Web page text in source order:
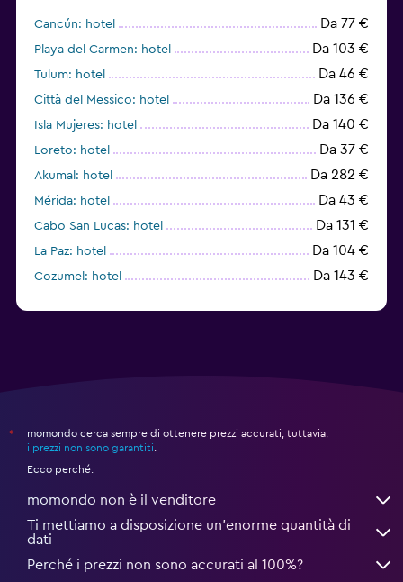
Cancún: hotel Da 77 €
Playa del Carmen: hotel Da 103 €
Tulum: hotel Da 46 €
Città del Messico: hotel Da 136 €
Isla Mujeres: hotel Da 140 €
Loreto: hotel Da 37 €
Akumal: hotel Da 282 €
Mérida: hotel Da 43 €
Cabo San Lucas: hotel Da 131 €
La Paz: hotel Da 104 €
Cozumel: hotel Da 143 €
*
momondo cerca sempre di ottenere prezzi accurati, tuttavia,
i prezzi non sono garantiti
Ecco perché:
momondo non è il venditore
Ti mettiamo a disposizione un’enorme quantità di
dati
Perché i prezzi non sono accurati al 100%?